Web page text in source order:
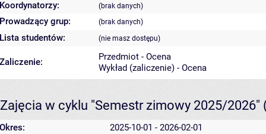
Koordynatorzy:
(brak danych)
Prowadzący grup: (brak danych)
Lista studentów: (nie masz dostępu)
Zaliczenie:
Przedmiot - Ocena
Wykład (zaliczenie) - Ocena
Zajęcia w cyklu "Semestr zimowy 2025/2026"
Okres:
2025-10-01 - 2026-02-01